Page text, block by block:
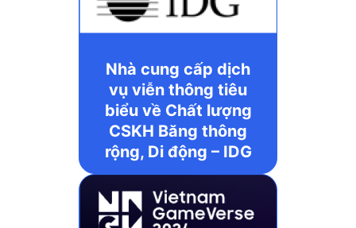
Nhà cung cấp dịch
vụ viễn thông tiêu
biểu về Chất lượng
CSKH Băng thông
rộng, Di động – IDG